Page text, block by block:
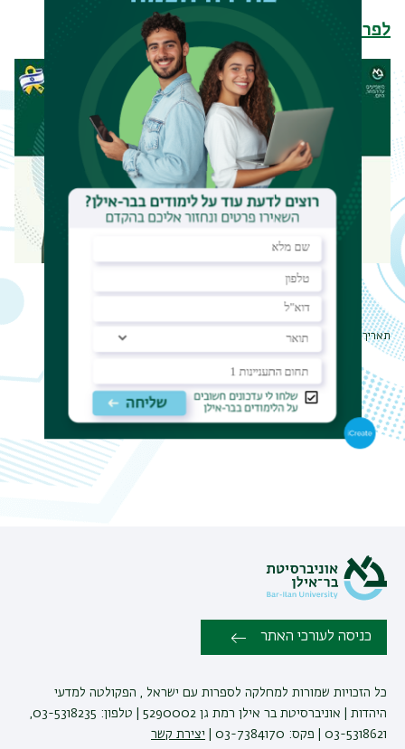
לפרטים והרשמה
תאריך עדכון אחרון : 02/06/2024
כניסה לעורכי האתר
כל הזכויות שמורות למחלקה לספרות עם ישראל , הפקולטה למדעי
03-5318621 | פקס: 03-7384170 |
יצירת קשר